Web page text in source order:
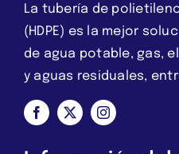
La tubería de
(HDPE) es la mejor
de agua potable, gas,
y aguas residuales,